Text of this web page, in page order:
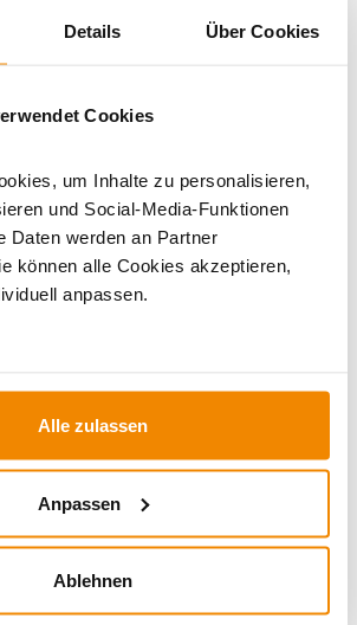
Details Über Cookies
Cookies
um Inhalte zu personalisieren,
und Social-Media-Funktionen
Daten werden an Partner
können alle Cookies akzeptieren,
anpassen.
Alle zulassen
Anpassen
Ablehnen
drucken Frage zum Artikel
Sie unter: Kaminöfen
Anschluss hinten|Kaminofen
Kaminöfen mit externer Luftzufuhr
|Kaminofen rund